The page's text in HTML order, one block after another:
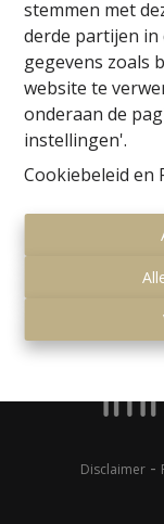
stemmen met
derde partijen
gegevens zoals
website te
onderaan de
instellingen'.
Cookiebeleid en
Disclaimer -